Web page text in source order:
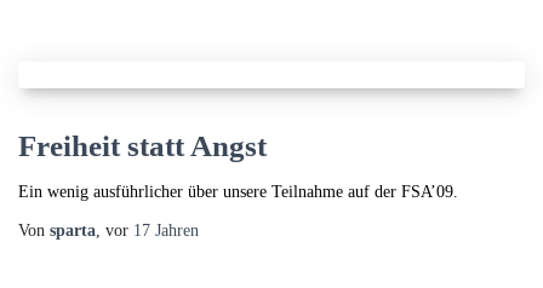
Freiheit statt Angst
Ein wenig ausführlicher über unsere Teilnahme auf der FSA’09.
Von sparta, vor 17 Jahren